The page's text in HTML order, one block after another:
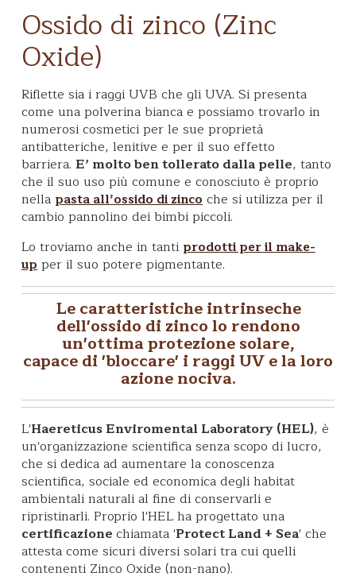
Ossido di zinco (Zinc
Oxide)
Riflette sia i raggi UVB che gli UVA. Si presenta
come una polverina bianca e possiamo trovarlo in
numerosi cosmetici per le sue proprietà
antibatteriche, lenitive e per il suo effetto
barriera. E’ molto ben tollerato dalla pelle, tanto
che il suo uso più comune e conosciuto è proprio
nella pasta all’ossido di zinco che si utilizza per il
cambio pannolino dei bimbi piccoli.
Lo troviamo anche in tanti prodotti per il make-
up per il suo potere pigmentante.
Le caratteristiche intrinseche
dell'ossido di zinco lo rendono
un'ottima protezione solare,
capace di 'bloccare' i raggi UV e la loro
azione nociva.
L'Haereticus Enviromental Laboratory (HEL), è
un'organizzazione scientifica senza scopo di lucro,
che si dedica ad aumentare la conoscenza
scientifica, sociale ed economica degli habitat
ambientali naturali al fine di conservarli e
ripristinarli. Proprio l'HEL ha progettato una
certificazionechiamata 'Protect Land + Sea' che
attesta come sicuri diversi solari tra cui quelli
contenenti Zinco Oxide (non-nano).